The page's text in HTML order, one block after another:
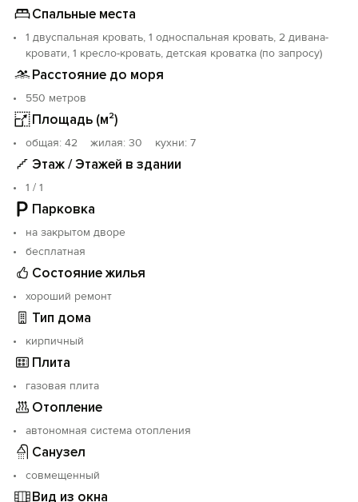
Спальные места
1 двуспальная кровать, 1 односпальная кровать, 2 дивана-
кровати, 1 кресло-кровать, детская кроватка (по запросу)
Расстояние до моря
550 метров
Площадь (м²)
oбщая: 42 жилая: 30 кухни: 7
Этаж / Этажей в здании
1 / 1
Парковка
на закрытом дворе
бесплатная
Состояние жилья
хороший ремонт
Тип дома
кирпичный
Плита
газовая плита
Отопление
автономная система отопления
Санузел
совмещенный
Вид из окна